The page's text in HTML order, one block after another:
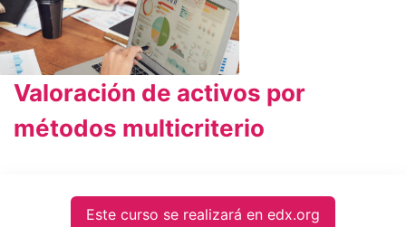
Valoración de activos por
métodos multicriterio
Este curso se realizará en edx.org